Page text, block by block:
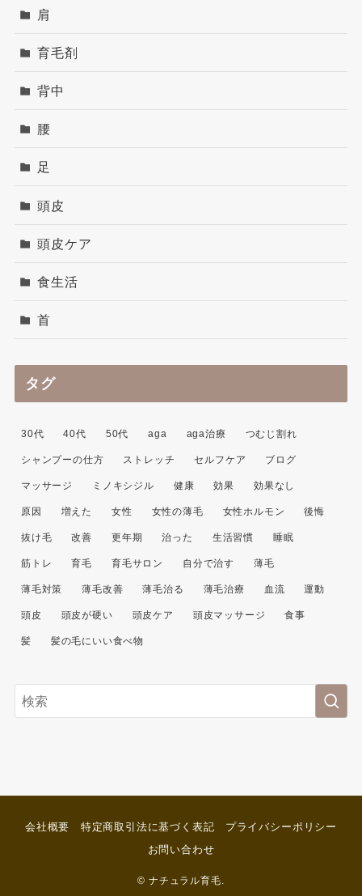
肩
育毛剤
背中
腰
足
頭皮
頭皮ケア
食生活
首
タグ
30代 40代 50代 aga aga治療 つむじ割れ
シャンプーの仕方 ストレッチ セルフケア ブログ
マッサージ ミノキシジル 健康 効果 効果なし
原因 増えた 女性 女性の薄毛 女性ホルモン 後悔
抜け毛 改善 更年期 治った 生活習慣 睡眠
筋トレ 育毛 育毛サロン 自分で治す 薄毛
薄毛対策 薄毛改善 薄毛治る 薄毛治療 血流 運動
頭皮 頭皮が硬い 頭皮ケア 頭皮マッサージ 食事
髪 髪の毛にいい食べ物
会社概要 特定商取引法に基づく表記
プライバシーポリシー
お問い合わせ
© ナチュラル育毛.